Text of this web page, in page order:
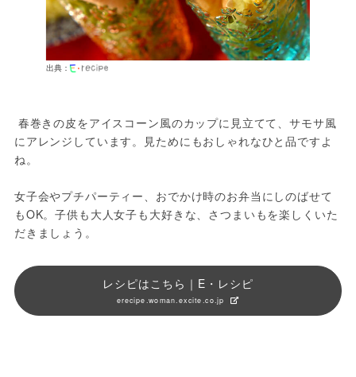
出典：
にアレンジしています。見ためにもおしゃれなひと品ですよ
ね。
女子会やプチパーティー、おでかけ時のお弁当にしのばせて
もOK。子供も大人女子も大好きな、さつまいもを楽しくいた
だきましょう。
レシピはこちら｜E・レシピ
erecipe.woman.excite.co.jp